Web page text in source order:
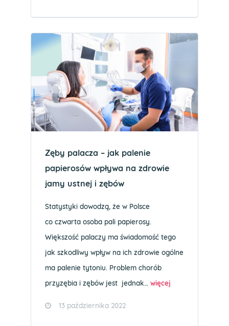
Zęby palacza – jak palenie
papierosów wpływa na zdrowie
jamy ustnej i zębów
Statystyki dowodzą, że w Polsce
co czwarta osoba pali papierosy.
Większość palaczy ma świadomość tego
jak szkodliwy wpływ na ich zdrowie ogólne
ma palenie tytoniu. Problem chorób
przyzębia i zębów jest jednak… więcej
13 października 2022